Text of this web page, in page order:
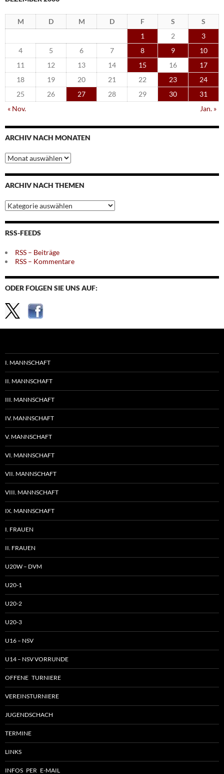
M D M D F S
S
1
2
3
4
5 6 7 8 9
10
11
12 13 14 15 16
17
18
19 20 21 22 23
24
25
26 27 28 29 30
31
« Nov.
Jan. »
ARCHIV NACH MONATEN
Archiv
nach
Monaten
ARCHIV NACH THEMEN
Archiv
nach
Themen
RSS-FEEDS
RSS – Beiträge
RSS – Kommentare
ODER FOLGEN SIE UNS AUF:
I. MANNSCHAFT
II. MANNSCHAFT
III. MANNSCHAFT
IV. MANNSCHAFT
V. MANNSCHAFT
VI. MANNSCHAFT
VII. MANNSCHAFT
VIII. MANNSCHAFT
IX. MANNSCHAFT
I. FRAUEN
II. FRAUEN
U20W – DVM
U20-1
U20-2
U20-3
U16 – NSV
U14 – NSV VORRUNDE
OFFENE TURNIERE
VEREINSTURNIERE
JUGENDSCHACH
TERMINE
LINKS
INFOS PER E-MAIL